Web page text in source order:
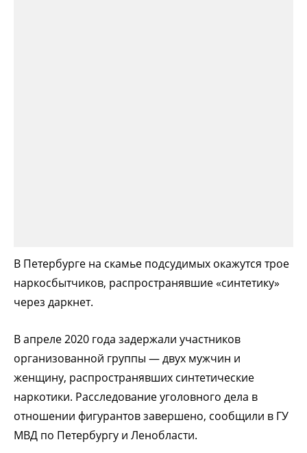
В Петербурге на скамье подсудимых окажутся трое
наркосбытчиков, распространявшие «синтетику»
через даркнет.
В апреле 2020 года задержали участников
организованной группы — двух мужчин и
женщину, распространявших синтетические
наркотики. Расследование уголовного дела в
отношении фигурантов завершено, сообщили в ГУ
МВД по Петербургу и Ленобласти.